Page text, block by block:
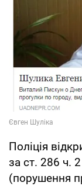
Поліція
за ст. 286 ч.
(порушення